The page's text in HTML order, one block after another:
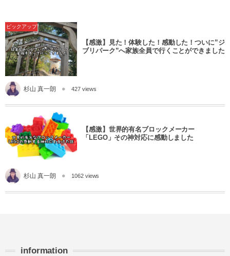
ピックアップ
【感激】見た！体験した！感動した！ついに”ジ
ブリパーク”へ家族全員で行くことができました
杉山 真一朗 427 views
【感激】世界的有名ブロックメーカー
「LEGO」その神対応に感動しました
杉山 真一朗 1062 views
information